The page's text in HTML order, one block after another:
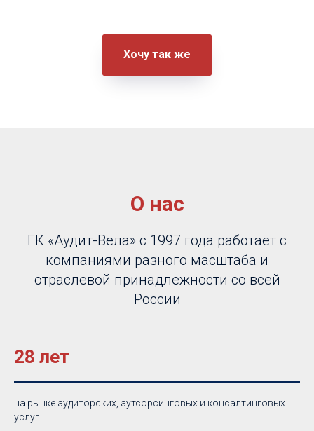
Хочу так же
О нас
ГК «Аудит-Вела» с 1997 года работает с
компаниями разного масштаба и
отраслевой принадлежности со всей
России
28 лет
на рынке аудиторских, аутсорсинговых и консалтинговых
услуг